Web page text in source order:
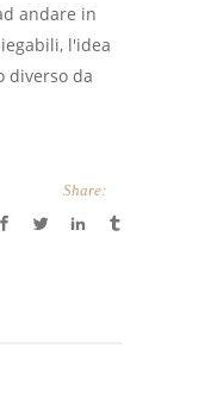
andare in
l'idea
diverso da
Share: